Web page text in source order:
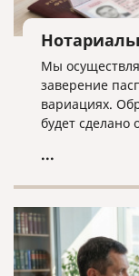
Мы
заверение
вариациях.
будет сделано
...